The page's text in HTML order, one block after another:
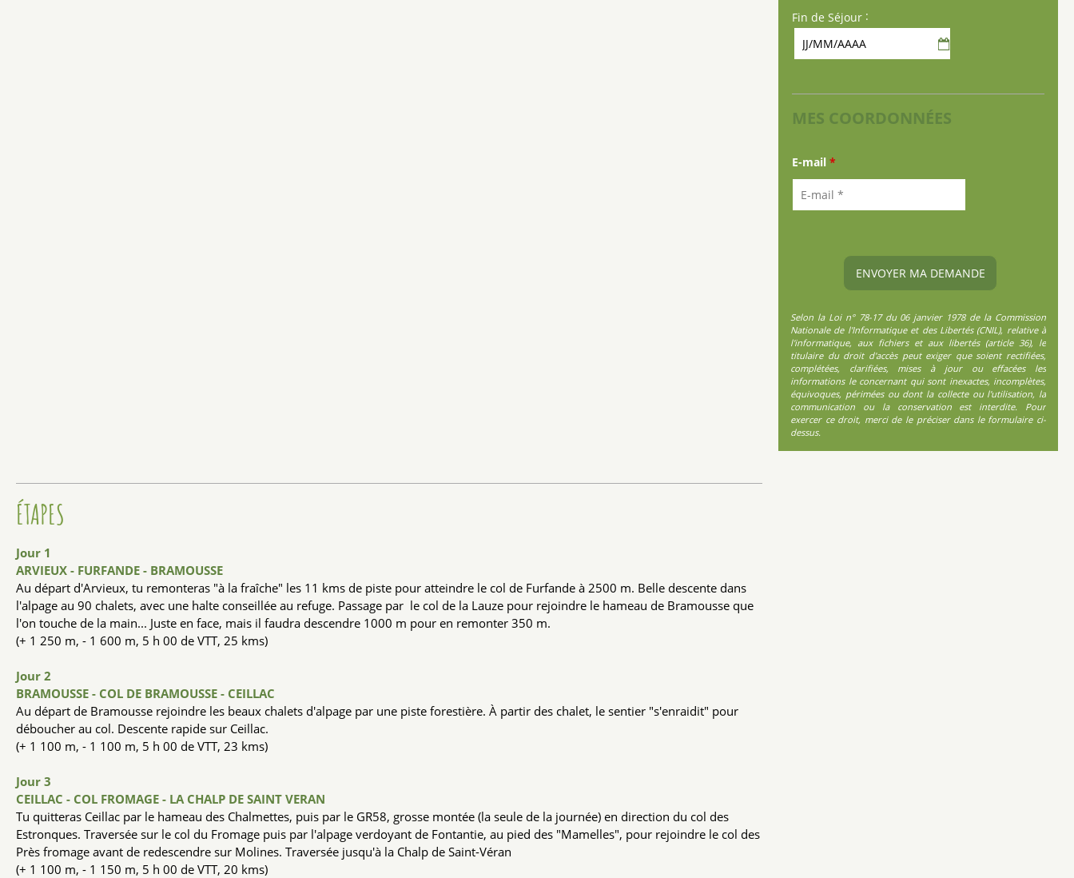
Fin de Séjour :
MES COORDONNÉES
E-mail *
Selon la Loi n° 78-17 du 06 janvier 1978 de la Commission
Nationale de l'Informatique et des Libertés (CNIL), relative à
l'informatique, aux fichiers et aux libertés (article 36), le
titulaire du droit d'accès peut exiger que soient rectifiées,
complétées, clarifiées, mises à jour ou effacées les
informations le concernant qui sont inexactes, incomplètes,
équivoques, périmées ou dont la collecte ou l'utilisation, la
communication ou la conservation est interdite. Pour
exercer ce droit, merci de le préciser dans le formulaire ci-
dessus.
ÉTAPES
Jour 1
ARVIEUX - FURFANDE - BRAMOUSSE
Au départ d'Arvieux, tu remonteras "à la fraîche" les 11 kms de piste pour atteindre le col de Furfande à 2500 m. Belle descente dans
l'alpage au 90 chalets, avec une halte conseillée au refuge. Passage par le col de la Lauze pour rejoindre le hameau de Bramousse que
l'on touche de la main... Juste en face, mais il faudra descendre 1000 m pour en remonter 350 m.
(+ 1 250 m, - 1 600 m, 5 h 00 de VTT, 25 kms)
Jour 2
BRAMOUSSE - COL DE BRAMOUSSE - CEILLAC
Au départ de Bramousse rejoindre les beaux chalets d'alpage par une piste forestière. À partir des chalet, le sentier "s'enraidit" pour
déboucher au col. Descente rapide sur Ceillac.
(+ 1 100 m, - 1 100 m, 5 h 00 de VTT, 23 kms)
Jour 3
CEILLAC - COL FROMAGE - LA CHALP DE SAINT VERAN
Tu quitteras Ceillac par le hameau des Chalmettes, puis par le GR58, grosse montée (la seule de la journée) en direction du col des
Estronques. Traversée sur le col du Fromage puis par l'alpage verdoyant de Fontantie, au pied des "Mamelles", pour rejoindre le col des
Près fromage avant de redescendre sur Molines. Traversée jusqu'à la Chalp de Saint-Véran
(+ 1 100 m, - 1 150 m, 5 h 00 de VTT, 20 kms)